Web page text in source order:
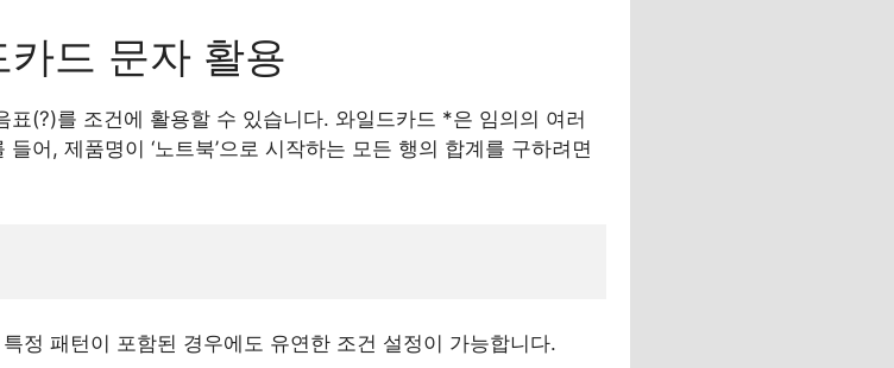
드 문자 활용
(?)를 조건에 활용할 수 있습니다. 와일드카드 *은 임의의 여러
어, 제품명이 ‘노트북’으로 시작하는 모든 행의 합계를 구하려면
정 패턴이 포함된 경우에도 유연한 조건 설정이 가능합니다.